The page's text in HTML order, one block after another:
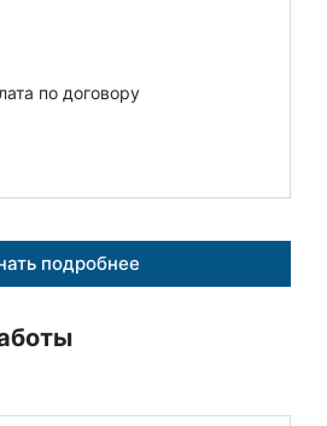
по договору
подробнее